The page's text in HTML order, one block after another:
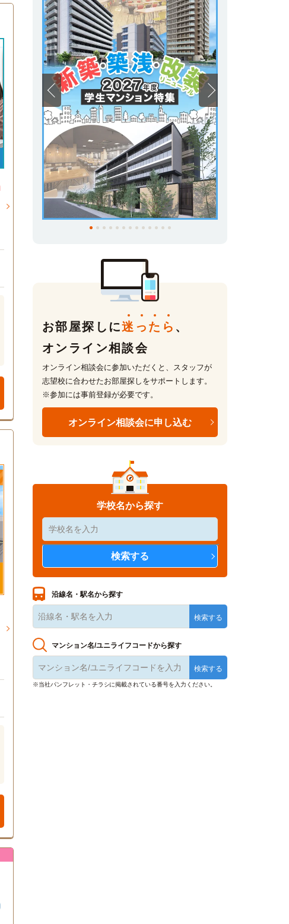
お部屋探しに迷 っ た ら 、
オンライン相談会
オンライン相談会に参加いただくと、スタッフが
志望校に合わせたお部屋探しをサポートします。
※参加には事前登録が必要です。
オンライン相談会に申し込む
学校名から探す
沿線名・駅名から探す
マンション名/ユニライフコードから探す
※当社パンフレット・チラシに掲載されている番号を入力ください。